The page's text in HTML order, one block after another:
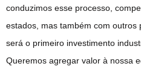
conduzimos esse processo,
estados, mas também com
será o primeiro investimento
Queremos agregar valor à nossa